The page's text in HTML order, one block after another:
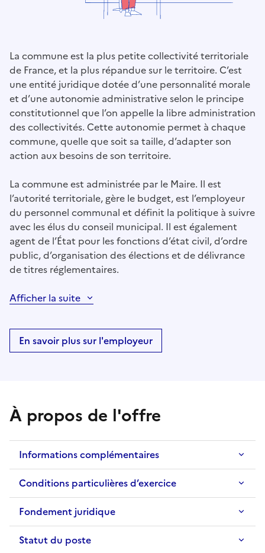
La commune est la plus petite collectivité territoriale
de France, et la plus répandue sur le territoire. C’est
une entité juridique dotée d’une personnalité morale
et d’une autonomie administrative selon le principe
constitutionnel que l’on appelle la libre administration
des collectivités. Cette autonomie permet à chaque
commune, quelle que soit sa taille, d’adapter son
action aux besoins de son territoire.
La commune est administrée par le Maire. Il est
l’autorité territoriale, gère le budget, est l’employeur
du personnel communal et définit la politique à suivre
avec les élus du conseil municipal. Il est également
agent de l’État pour les fonctions d’état civil, d’ordre
public, d’organisation des élections et de délivrance
de titres réglementaires.
Afficher la suite
En savoir plus sur l'employeur
À propos de l'offre
Informations complémentaires
Conditions particulières d’exercice
Fondement juridique
Statut du poste